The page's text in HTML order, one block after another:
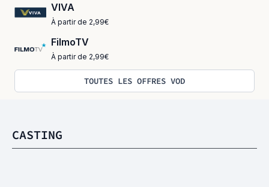
VIVA
À partir de 2,99€
FilmoTV
À partir de 2,99€
TOUTES LES OFFRES VOD
CASTING